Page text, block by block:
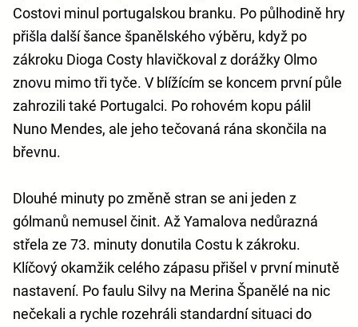
Costovi minul portugalskou branku. Po půlhodině hry
přišla další šance španělského výběru, když po
zákroku Dioga Costy hlavičkoval z dorážky Olmo
znovu mimo tři tyče. V blížícím se koncem první půle
zahrozili také Portugalci. Po rohovém kopu pálil
Nuno Mendes, ale jeho tečovaná rána skončila na
břevnu.
Dlouhé minuty po změně stran se ani jeden z
gólmanů nemusel činit. Až Yamalova nedůrazná
střela ze 73. minuty donutila Costu k zákroku.
Klíčový okamžik celého zápasu přišel v první minutě
nastavení. Po faulu Silvy na Merina Španělé na nic
nečekali a rychle rozehráli standardní situaci do